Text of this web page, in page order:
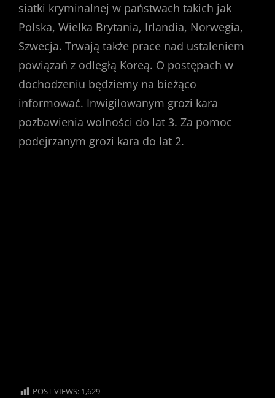
siatki kryminalnej w państwach takich jak
Polska, Wielka Brytania, Irlandia, Norwegia,
Szwecja. Trwają także prace nad ustaleniem
powiązań z odległą Koreą. O postępach w
dochodzeniu będziemy na bieżąco
informować. Inwigilowanym grozi kara
pozbawienia wolności do lat 3. Za pomoc
podejrzanym grozi kara do lat 2.
POST VIEWS: 1,629